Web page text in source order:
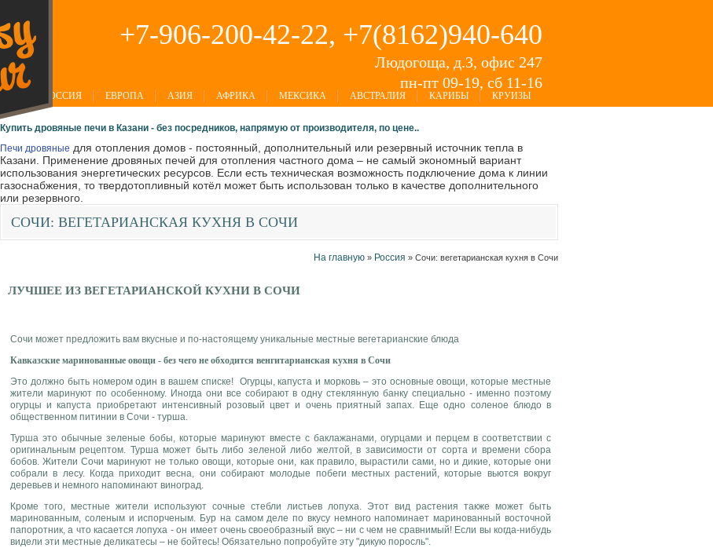
+7-906-200-42-22, +7(8162)940-640
Людогоща, д.3, офис 247
пн-пт 09-19, сб 11-16
РОССИЯ ЕВРОПА АЗИЯ АФРИКА МЕКСИКА АВСТРАЛИЯ КАРИБЫ КРУИЗЫ
Купить дровяные печи в Казани - без посредников, напрямую от производителя, по цене..
Печи дровяные для отопления домов - постоянный, дополнительный или резервный источник тепла в
Казани. Применение дровяных печей для отопления частного дома – не самый экономный вариант
использования энергетических ресурсов. Если есть техническая возможность подключение дома к линии
газоснабжения, то твердотопливный котёл может быть использован только в качестве дополнительного
или резервного.
СОЧИ: ВЕГЕТАРИАНСКАЯ КУХНЯ В СОЧИ
На главную » Россия » Сочи: вегетарианская кухня в Сочи
ЛУЧШЕЕ ИЗ ВЕГЕТАРИАНСКОЙ КУХНИ В СОЧИ
Сочи может предложить вам вкусные и по-настоящему уникальные местные вегетарианские блюда
Кавказские маринованные овощи - без чего не обходится венгитарианская кухня в Сочи
Это должно быть номером один в вашем списке! Огурцы, капуста и морковь – это основные овощи, которые местные
жители маринуют по особенному. Иногда они все собирают в одну стеклянную банку специально - именно поэтому
огурцы и капуста приобретают интенсивный розовый цвет и очень приятный запах. Еще одно соленое блюдо в
общественном питинии в Сочи - турша.
Турша это обычные зеленые бобы, которые маринуют вместе с баклажанами, огурцами и перцем в соответствии с
оригинальным рецептом. Турша может быть либо зеленой либо желтой, в зависимости от сорта и времени сбора
бобов. Жители Сочи маринуют не только овощи, которые они, как правило, вырастили сами, но и дикие, которые они
собрали в лесу. Когда приходит весна, они собирают молодые побеги местных растений, которые вьются вокруг
деревьев и немного напоминают виноград.
Кроме того, местные жители используют сочные стебли листьев лопуха. Этот вид растения также может быть
маринованным, соленым и испорченым. Бур на самом деле по вкусу немного напоминает маринованный восточной
папоротник, а что касается лопуха - он имеет очень своеобразный вкус – ни с чем не сравнимый! Если вы когда-нибудь
видели эти местные деликатесы – не бойтесь! Обязательно попробуйте эту "дикую поросль".